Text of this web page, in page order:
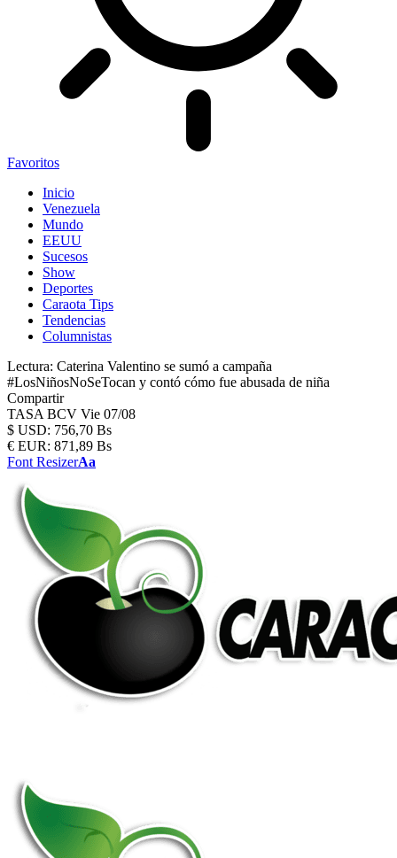
Favoritos
Inicio
Venezuela
Mundo
EEUU
Sucesos
Show
Deportes
Caraota Tips
Tendencias
Columnistas
Lectura: Caterina Valentino se sumó a campaña
#LosNiñosNoSeTocan y contó cómo fue abusada de niña
Compartir
TASA BCV Vie 07/08
$ USD: 756,70 Bs
€ EUR: 871,89 Bs
Font ResizerAa